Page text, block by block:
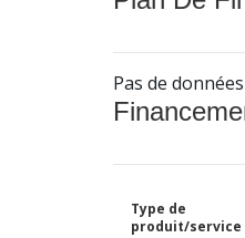
Pas de
Type de
produit/service